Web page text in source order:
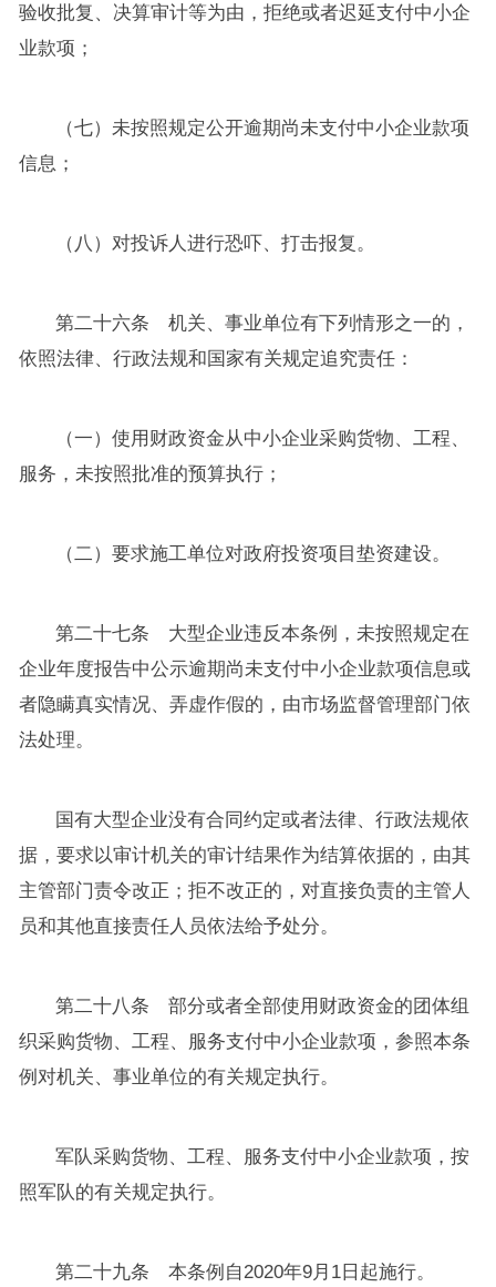
验收批复、决算审计等为由，拒绝或者迟延支付中小企
业款项；
（七）未按照规定公开逾期尚未支付中小企业款项
信息；
（八）对投诉人进行恐吓、打击报复。
第二十六条 机关、事业单位有下列情形之一的，
依照法律、行政法规和国家有关规定追究责任：
（一）使用财政资金从中小企业采购货物、工程、
服务，未按照批准的预算执行；
（二）要求施工单位对政府投资项目垫资建设。
第二十七条 大型企业违反本条例，未按照规定在
企业年度报告中公示逾期尚未支付中小企业款项信息或
者隐瞒真实情况、弄虚作假的，由市场监督管理部门依
法处理。
国有大型企业没有合同约定或者法律、行政法规依
据，要求以审计机关的审计结果作为结算依据的，由其
主管部门责令改正；拒不改正的，对直接负责的主管人
员和其他直接责任人员依法给予处分。
第二十八条 部分或者全部使用财政资金的团体组
织采购货物、工程、服务支付中小企业款项，参照本条
例对机关、事业单位的有关规定执行。
军队采购货物、工程、服务支付中小企业款项，按
照军队的有关规定执行。
第二十九条 本条例自2020年9月1日起施行。